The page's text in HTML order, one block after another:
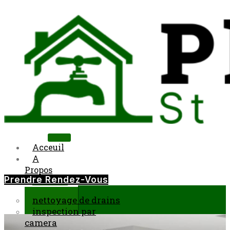
Acceuil
A
Propos
Services
nettoyage de drains
inspection par
camera
Prendre Rendez-Vous